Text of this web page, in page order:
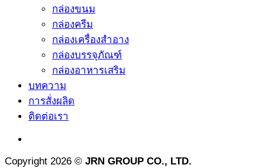
กล่องขนม
กล่องครีม
กล่องเครื่องสำอาง
กล่องบรรจุภัณฑ์
กล่องอาหารเสริม
บทความ
การสั่งผลิด
ติดต่อเรา
Copyright 2026 © JRN GROUP CO., LTD.